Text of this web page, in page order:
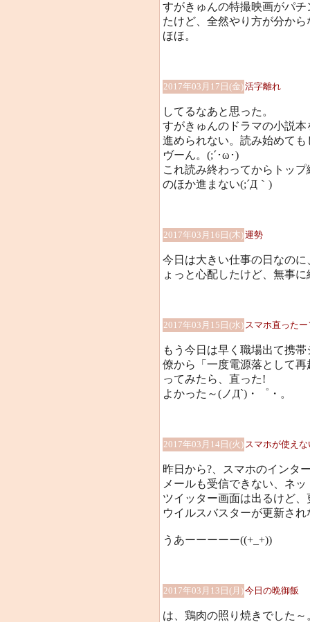
すがきゅんの特撮映画がパ
たけど、全然やり方が分か
ほほ。
2017年03月17日(金)活字離れ
してるなあと思った。
すがきゅんのドラマの小説
進められない。読み始めて
ヴーん。(;´･ω･)
これ読み終わってからトッ
のほか進まない(;´Д｀)
2017年03月16日(木)運勢
今日は大きい仕事の日なの
ょっと心配したけど、無事
2017年03月15日(水) スマホ直った
もう今日は早く職場出て携
僚から「一度電源落として
ってみたら、直った!
よかった～(ノД`)・゜・。
2017年03月14日(火) スマホが使えな
昨日から?、スマホのインタ
メールも受信できない、ネ
ツイッター画面は出るけど
ウイルスバスターが更新され
うあーーーーー((+_+))
2017年03月13日(月)今日の晩御飯
は、鶏肉の照り焼きでした～